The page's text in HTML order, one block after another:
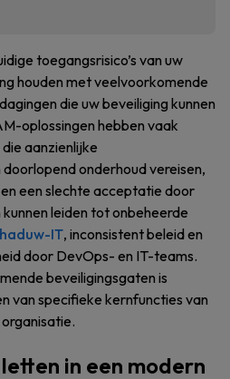
toegangsrisico’s van uw
houden met veelvoorkomende
die uw beveiliging kunnen
oplossingen hebben vaak
aanzienlijke
onderhoud vereisen,
een slechte acceptatie door
leiden tot onbeheerde
IT, inconsistent beleid en
door DevOps- en IT-teams.
beveiligingsgaten is
van specifieke kernfuncties van
in een modern